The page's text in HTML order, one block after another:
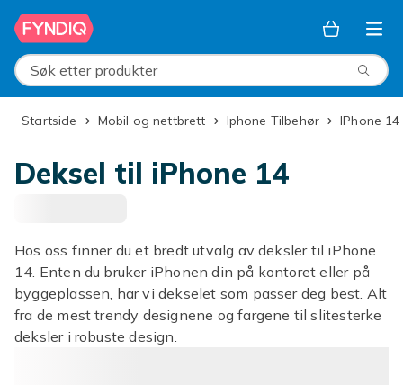
Hopp til hovedinnhold
Søk etter produkter
Startside Mobil og nettbrett Iphone Tilbehør iPhone 14
Deksel til iPhone 14
Hos oss finner du et bredt utvalg av deksler til iPhone
14. Enten du bruker iPhonen din på kontoret eller på
byggeplassen, har vi dekselet som passer deg best. Alt
fra de mest trendy designene og fargene til slitesterke
deksler i robuste design.